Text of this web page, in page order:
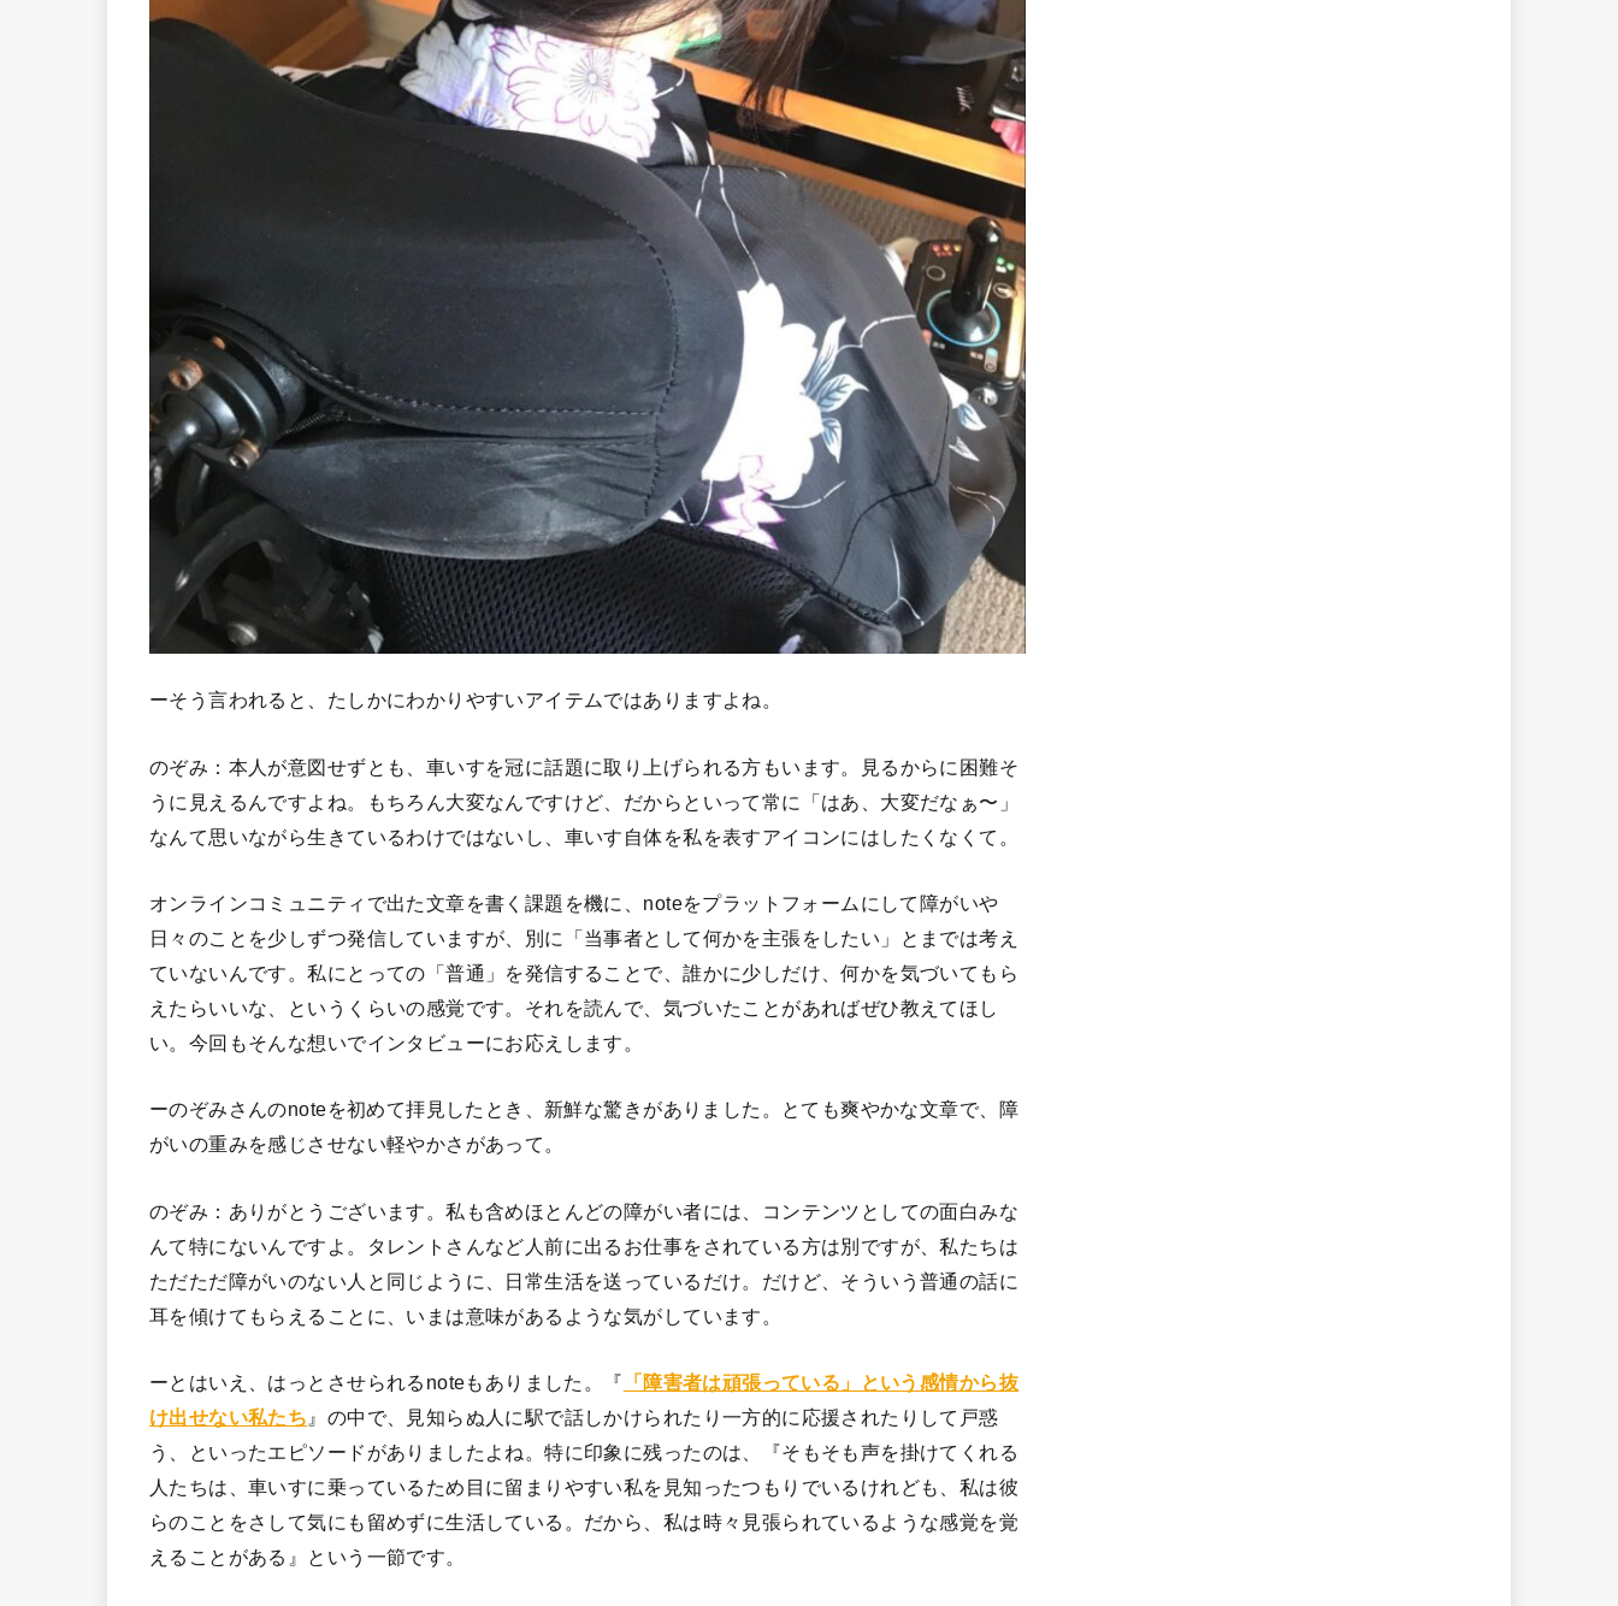
ーそう言われると、たしかにわかりやすいアイテムではありますよね。
のぞみ：本人が意図せずとも、車いすを冠に話題に取り上げられる方もいます。見るからに困難そ
うに見えるんですよね。もちろん大変なんですけど、だからといって常に「はあ、大変だなぁ〜」
なんて思いながら生きているわけではないし、車いす自体を私を表すアイコンにはしたくなくて。
オンラインコミュニティで出た文章を書く課題を機に、noteをプラットフォームにして障がいや
日々のことを少しずつ発信していますが、別に「当事者として何かを主張をしたい」とまでは考え
ていないんです。私にとっての「普通」を発信することで、誰かに少しだけ、何かを気づいてもら
えたらいいな、というくらいの感覚です。それを読んで、気づいたことがあればぜひ教えてほし
い。今回もそんな想いでインタビューにお応えします。
ーのぞみさんのnoteを初めて拝見したとき、新鮮な驚きがありました。とても爽やかな文章で、障
がいの重みを感じさせない軽やかさがあって。
のぞみ：ありがとうございます。私も含めほとんどの障がい者には、コンテンツとしての面白みな
んて特にないんですよ。タレントさんなど人前に出るお仕事をされている方は別ですが、私たちは
ただただ障がいのない人と同じように、日常生活を送っているだけ。だけど、そういう普通の話に
耳を傾けてもらえることに、いまは意味があるような気がしています。
ーとはいえ、はっとさせられるnoteもありました。『 「障害者は頑張っている」という感情から抜
け出せない私たち 』の中で、見知らぬ人に駅で話しかけられたり一方的に応援されたりして戸惑
う、といったエピソードがありましたよね。特に印象に残ったのは、『そもそも声を掛けてくれる
人たちは、車いすに乗っているため目に留まりやすい私を見知ったつもりでいるけれども、私は彼
らのことをさして気にも留めずに生活している。だから、私は時々見張られているような感覚を覚
えることがある』という一節です。